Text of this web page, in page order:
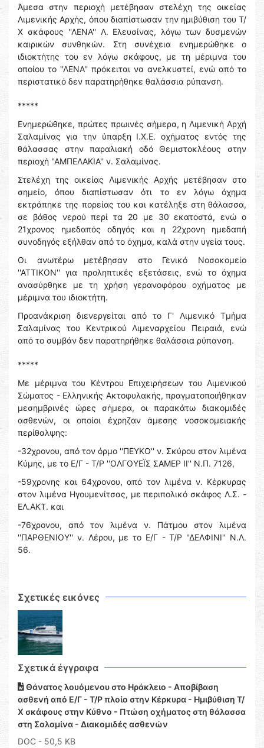
Άμεσα στην περιοχή μετέβησαν στελέχη της οικείας
Λιμενικής Αρχής, όπου διαπίστωσαν την ημιβύθιση του Τ/
Χ σκάφους ''ΛΕΝΑ'' Λ. Ελευσίνας, λόγω των δυσμενών
καιρικών συνθηκών. Στη συνέχεια ενημερώθηκε ο
ιδιοκτήτης του εν λόγω σκάφους, με τη μέριμνα του
οποίου το ''ΛΕΝΑ'' πρόκειται να ανελκυστεί, ενώ από το
περιστατικό δεν παρατηρήθηκε θαλάσσια ρύπανση.
*****
Ενημερώθηκε, πρώτες πρωινές σήμερα, η Λιμενική Αρχή
Σαλαμίνας για την ύπαρξη Ι.Χ.Ε. οχήματος εντός της
θάλασσας στην παραλιακή οδό Θεμιστοκλέους στην
περιοχή ''ΑΜΠΕΛΑΚΙΑ'' ν. Σαλαμίνας.
Στελέχη της οικείας Λιμενικής Αρχής μετέβησαν στο
σημείο, όπου διαπίστωσαν ότι το εν λόγω όχημα
εκτράπηκε της πορείας του και κατέληξε στη θάλασσα,
σε βάθος νερού περί τα 20 με 30 εκατοστά, ενώ ο
21χρονος ημεδαπός οδηγός και η 22χρονη ημεδαπή
συνοδηγός εξήλθαν από το όχημα, καλά στην υγεία τους.
Οι ανωτέρω μετέβησαν στο Γενικό Νοσοκομείο
''ΑΤΤΙΚΟΝ'' για προληπτικές εξετάσεις, ενώ το όχημα
ανασύρθηκε με τη χρήση γερανοφόρου οχήματος με
μέριμνα του ιδιοκτήτη.
Προανάκριση διενεργείται από το Γ' Λιμενικό Τμήμα
Σαλαμίνας του Κεντρικού Λιμεναρχείου Πειραιά, ενώ
από το συμβάν δεν παρατηρήθηκε θαλάσσια ρύπανση.
*****
Με μέριμνα του Κέντρου Επιχειρήσεων του Λιμενικού
Σώματος - Ελληνικής Ακτοφυλακής, πραγματοποιήθηκαν
μεσημβρινές ώρες σήμερα, οι παρακάτω διακομιδές
ασθενών, οι οποίοι έχρηζαν άμεσης νοσοκομειακής
περίθαλψης:
-32χρονου, από τον όρμο ''ΠΕΥΚΟ'' ν. Σκύρου στον λιμένα
Κύμης, με το Ε/Γ - Τ/Ρ ''ΟΛΓΟΥΕΪΣ ΣΑΜΕΡ ΙΙ'' Ν.Π. 7126,
-59χρονης και 64χρονου, από τον λιμένα ν. Κέρκυρας
στον λιμένα Ηγουμενίτσας, με περιπολικό σκάφος Λ.Σ. -
ΕΛ.ΑΚΤ. και
-76χρονου, από τον λιμένα ν. Πάτμου στον λιμένα
''ΠΑΡΘΕΝΙΟΥ'' ν. Λέρου, με το Ε/Γ - Τ/Ρ ''ΔΕΛΦΙΝΙ'' Ν.Λ.
56.
Σχετικές εικόνες
Σχετικά έγγραφα
Θάνατος λουόμενου στο Ηράκλειο - Αποβίβαση
ασθενή από Ε/Γ - Τ/Ρ πλοίο στην Κέρκυρα - Ημιβύθιση Τ/
Χ σκάφους στην Κύθνο - Πτώση οχήματος στη θάλασσα
στη Σαλαμίνα - Διακομιδές ασθενών
DOC - 50,5 KB